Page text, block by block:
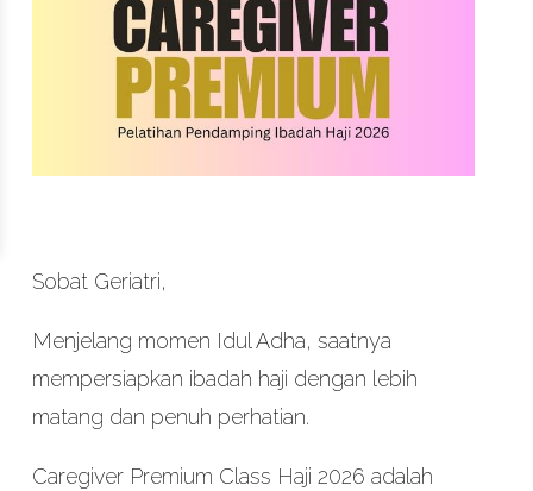
Sobat Geriatri,
Menjelang momen Idul Adha, saatnya
mempersiapkan ibadah haji dengan lebih
matang dan penuh perhatian.
Caregiver Premium Class Haji 2026 adalah